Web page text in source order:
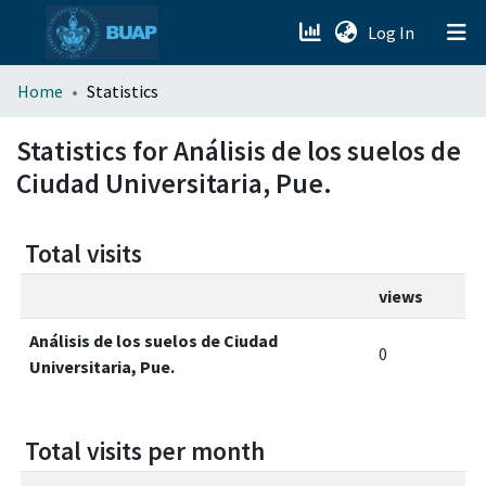
Log In (current)
menu.section.about_menu
All of DSpace
Home Statistics
Statistics for Análisis de los suelos de
Ciudad Universitaria, Pue.
Total visits
views
Análisis de los suelos de Ciudad
Universitaria, Pue.
0
Total visits per month